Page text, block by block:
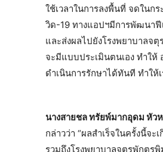
ใช้เวลาในการลงพื้นที่ จดในก
วิด-19 ทางแอปฯมีการพัฒนาฟี
และส่งผลไปยังโรงพยาบาลจ
จะมีแบบประเมินตนเอง ทำให้
ดำเนินการรักษาได้ทันที ทำให้
นางสายชล ทรัยพ์มากอุดม หัว
กล่าวว่า “ผลสำเร็จในครั้งนี้จ
รวมถึงโรงพยาบาลจตุรพักตร